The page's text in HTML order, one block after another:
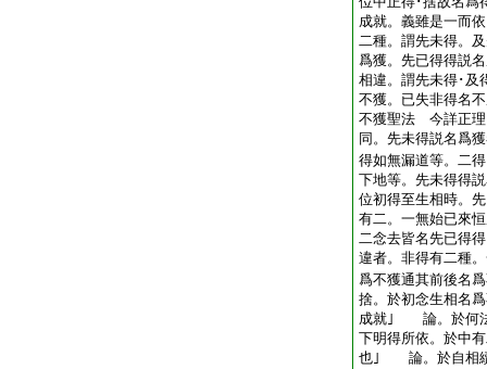
成就。義雖是一而
二種。謂先未得。
爲獲。先已得得説
相違。謂先未得･及
不獲。已失非得名
不獲聖法 今詳正理
同。先未得説名爲
得如無漏道等。二
下地等。先未得得
位初得至生相時。
有二。一無始已來
二念去皆名先已得
違者。非得有二種
爲不獲通其前後名
捨。於初念生相名
成就｣ 論。於何法
下明得所依。於中
也｣ 論。於自相續